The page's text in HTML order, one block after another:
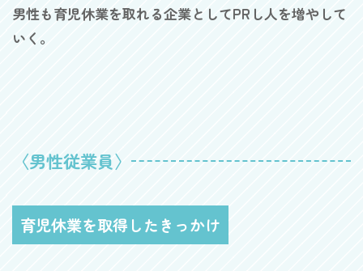
男性も育児休業を取れる企業としてPRし人を増やして
いく。
〈男性従業員〉
育児休業を取得したきっかけ